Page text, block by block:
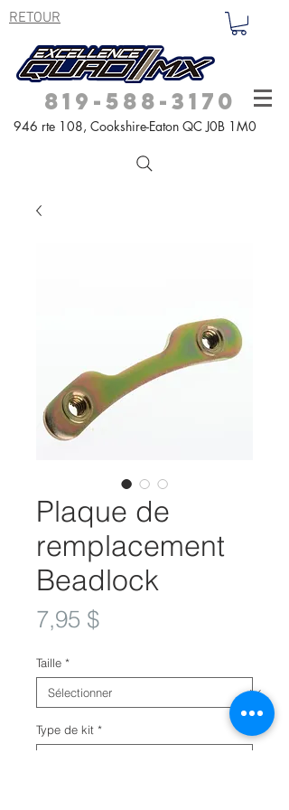
RETOUR
819-588-3170
946 rte 108, Cookshire-Eaton QCJ0B 1M0
Plaque de
remplacement
Beadlock
7,95 $Prix
Taille *
Type de kit *